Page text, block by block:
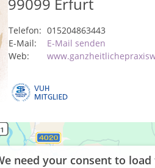
Telefon: 015204863443
E-Mail:
E-Mail senden
Web:
need your consent to load